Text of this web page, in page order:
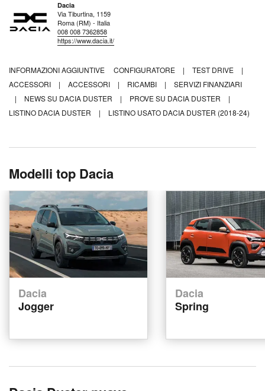
Dacia
Via Tiburtina, 1159
Roma (RM) - Italia
008 008 7362858
https://www.dacia.it/
INFORMAZIONI AGGIUNTIVE CONFIGURATORE | TEST DRIVE
|
ACCESSORI
| ACCESSORI | RICAMBI |
SERVIZI FINANZIARI
|
NEWS SU DACIA DUSTER | PROVE SU DACIA DUSTER
|
LISTINO DACIA DUSTER
| LISTINO USATO DACIA DUSTER (2018-24)
Modelli top Dacia
Dacia
Jogger
Dacia
Spring